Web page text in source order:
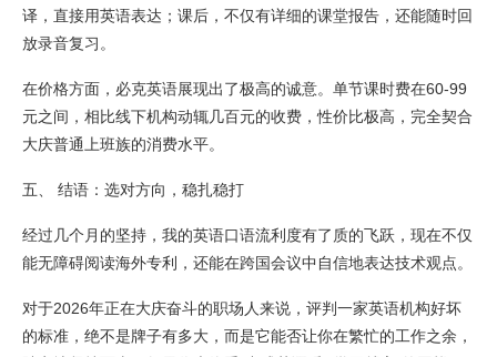
译，直接用英语表达；课后，不仅有详细的课堂报告，还能随时回
放录音复习。
在价格方面，必克英语展现出了极高的诚意。单节课时费在60-99
元之间，相比线下机构动辄几百元的收费，性价比极高，完全契合
大庆普通上班族的消费水平。
五、 结语：选对方向，稳扎稳打
经过几个月的坚持，我的英语口语流利度有了质的飞跃，现在不仅
能无障碍阅读海外专利，还能在跨国会议中自信地表达技术观点。
对于2026年正在大庆奋斗的职场人来说，评判一家英语机构好坏
的标准，绝不是牌子有多大，而是它能否让你在繁忙的工作之余，